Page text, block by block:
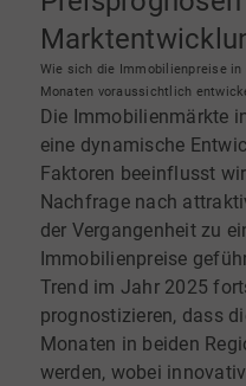
Wie sich die Immobilienpreise in
Monaten voraussichtlich
Die Immobilienmärkte
eine dynamische
Faktoren beeinflusst
Nachfrage nach
der Vergangenheit zu
Immobilienpreise
Trend im Jahr 2025
prognostizieren, dass
Monaten in beiden
werden, wobei